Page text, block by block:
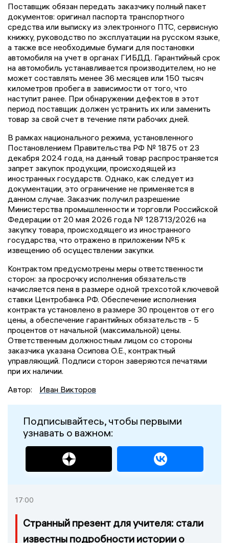
Поставщик обязан передать заказчику полный пакет
документов: оригинал паспорта транспортного
средства или выписку из электронного ПТС, сервисную
книжку, руководство по эксплуатации на русском языке,
а также все необходимые бумаги для постановки
автомобиля на учет в органах ГИБДД. Гарантийный срок
на автомобиль устанавливается производителем, но не
может составлять менее 36 месяцев или 150 тысяч
километров пробега в зависимости от того, что
наступит ранее. При обнаружении дефектов в этот
период поставщик должен устранить их или заменить
товар за свой счет в течение пяти рабочих дней.
В рамках национального режима, установленного
Постановлением Правительства РФ № 1875 от 23
декабря 2024 года, на данный товар распространяется
запрет закупок продукции, происходящей из
иностранных государств. Однако, как следует из
документации, это ограничение не применяется в
данном случае. Заказчик получил разрешение
Министерства промышленности и торговли Российской
Федерации от 20 мая 2026 года № 128713/2026 на
закупку товара, происходящего из иностранного
государства, что отражено в приложении №5 к
извещению об осуществлении закупки.
Контрактом предусмотрены меры ответственности
сторон: за просрочку исполнения обязательств
начисляется пеня в размере одной трехсотой ключевой
ставки Центробанка РФ. Обеспечение исполнения
контракта установлено в размере 30 процентов от его
цены, а обеспечение гарантийных обязательств - 5
процентов от начальной (максимальной) цены.
Ответственным должностным лицом со стороны
заказчика указана Осипова О.Е., контрактный
управляющий. Подписи сторон заверяются печатями
при их наличии.
Автор:
Иван Викторов
Подписывайтесь, чтобы первыми
узнавать о важном:
17:00
Странный презент для учителя: стали
известны подробности истории о